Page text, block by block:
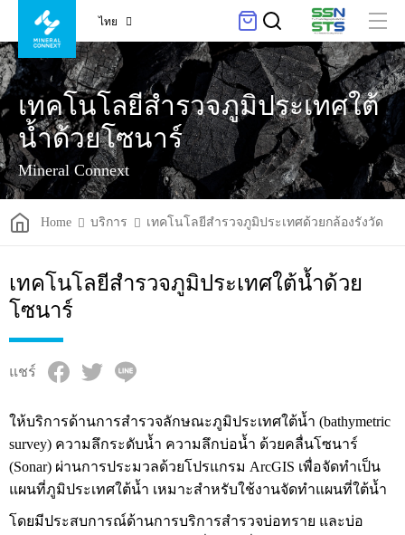
ไทย
เทคโนโลยีสำรวจภูมิประเทศใต้
น้ำด้วยโซนาร์
Mineral Connext
Home บริการ เทคโนโลยีสำรวจภูมิประเทศด้วยกล้องรังวัด
เทคโนโลยีสำรวจภูมิประเทศใต้น้ำด้วย
โซนาร์
แชร์
ให้บริการด้านการสำรวจลักษณะภูมิประเทศใต้น้ำ (bathymetric
survey) ความลึกระดับน้ำ ความลึกบ่อน้ำ ด้วยคลื่นโซนาร์
(Sonar) ผ่านการประมวลด้วยโปรแกรม ArcGIS เพื่อจัดทำเป็น
แผนที่ภูมิประเทศใต้น้ำ เหมาะสำหรับใช้งานจัดทำแผนที่ใต้น้ำ
โดยมีประสบการณ์ด้านการบริการสำรวจบ่อทราย และบ่อ